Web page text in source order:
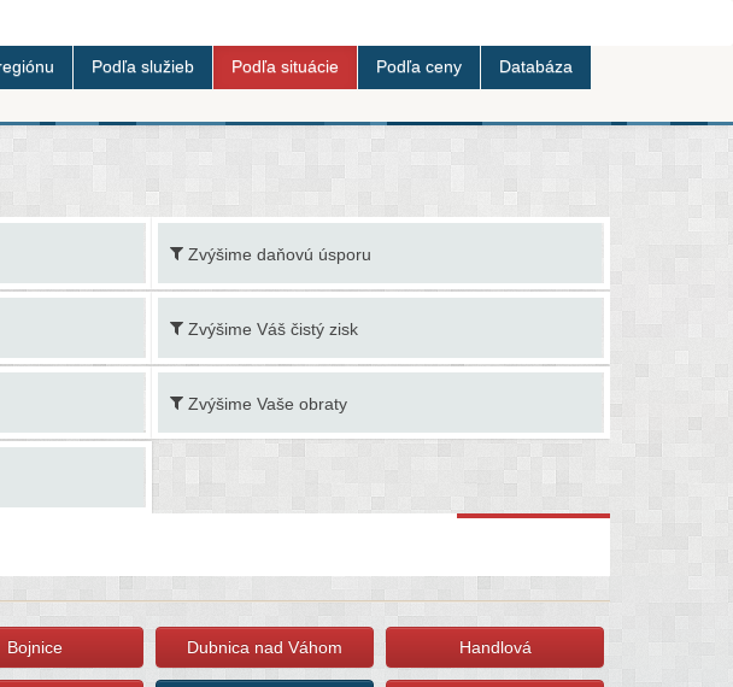
Podľa služieb Podľa situácie Podľa ceny Databáza
Zvýšime daňovú úsporu
Zvýšime Váš čistý zisk
Zvýšime Vaše obraty
Bojnice Dubnica nad Váhom Handlová